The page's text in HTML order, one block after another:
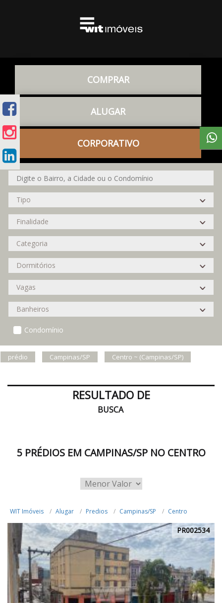
COMPRAR
ALUGAR
CORPORATIVO
Condomínio
prédio Campinas/SP Centro ~ (Campinas/SP)
RESULTADO DE
BUSCA
5 PRÉDIOS EM CAMPINAS/SP NO CENTRO
WIT Imóveis Alugar Predios Campinas/SP Centro
PR002534